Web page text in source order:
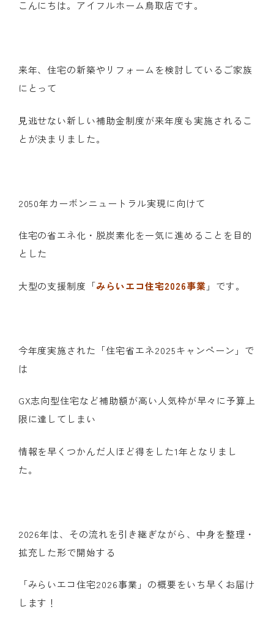
こんにちは。アイフルホーム鳥取店です。
来年、住宅の新築やリフォームを検討しているご家族
にとって
見逃せない新しい補助金制度が来年度も実施されるこ
とが決まりました。
2050年カーボンニュートラル実現に向けて
住宅の省エネ化・脱炭素化を一気に進めることを目的
とした
大型の支援制度「みらいエコ住宅2026事業 」です。
今年度実施された「住宅省エネ2025キャンペーン」で
は
GX志向型住宅など補助額が高い人気枠が早々に予算上
限に達してしまい
情報を早くつかんだ人ほど得をした1年となりまし
た。
2026年は、その流れを引き継ぎながら、中身を整理・
拡充した形で開始する
「みらいエコ住宅2026事業」の概要をいち早くお届け
します！